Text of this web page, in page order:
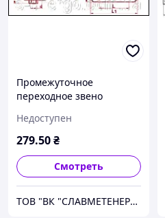
Промежуточное
переходное звено
Недоступен
279.50₴
Смотреть
ТОВ "ВК "СЛАВМЕТЕНЕРГО"